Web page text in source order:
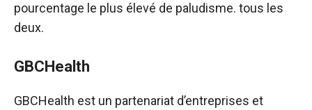
pourcentage le plus élevé de paludisme. tous les
deux.
GBCHealth
GBCHealth est un partenariat d’entreprises et